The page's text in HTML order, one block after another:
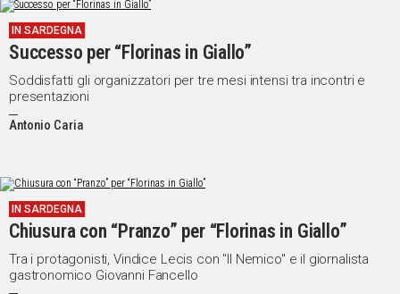
IN SARDEGNA
Successo per “Florinas in Giallo”
Soddisfatti gli organizzatori per tre mesi intensi tra incontri e
presentazioni
Antonio Caria
IN SARDEGNA
Chiusura con “Pranzo” per “Florinas in Giallo”
Tra i protagonisti, Vindice Lecis con "Il Nemico" e il giornalista
gastronomico Giovanni Fancello